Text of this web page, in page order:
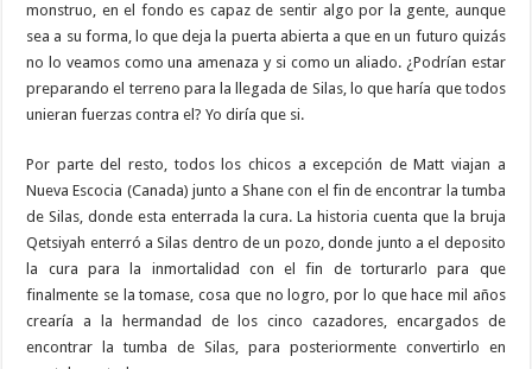
monstruo, en el fondo es capaz de sentir algo por la gente, aunque
sea a su forma, lo que deja la puerta abierta a que en un futuro quizás
no lo veamos como una amenaza y si como un aliado. ¿Podrían estar
preparando el terreno para la llegada de Silas, lo que haría que todos
unieran fuerzas contra el? Yo diría que si.
Por parte del resto, todos los chicos a excepción de Matt viajan a
Nueva Escocia (Canada) junto a Shane con el fin de encontrar la tumba
de Silas, donde esta enterrada la cura. La historia cuenta que la bruja
Qetsiyah enterró a Silas dentro de un pozo, donde junto a el deposito
la cura para la inmortalidad con el fin de torturarlo para que
finalmente se la tomase, cosa que no logro, por lo que hace mil años
crearía a la hermandad de los cinco cazadores, encargados de
encontrar la tumba de Silas, para posteriormente convertirlo en